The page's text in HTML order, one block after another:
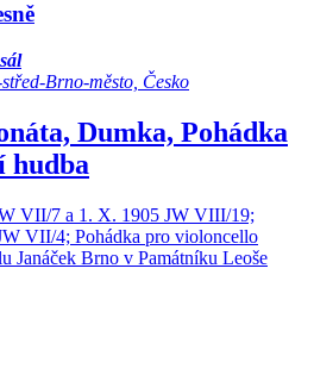
Brno-město, Česko
Dumka, Pohádka
hudba
VII/7 a 1. X. 1905 JW VIII/19;
VII/4; Pohádka pro violoncello
Janáček Brno v Památníku Leoše